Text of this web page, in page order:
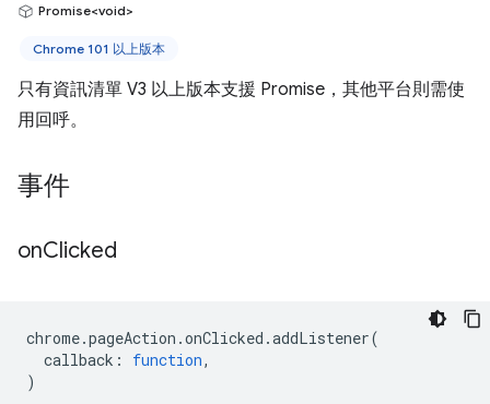
Promise<void>
Chrome 101 以上版本
只有資訊清單 V3 以上版本支援 Promise，其他平台則需使
用回呼。
事件
onClicked
chrome.pageAction .onClicked .addListener(
callback : function,
)